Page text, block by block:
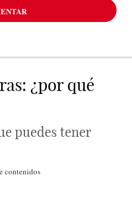
¿por qué
puedes tener
contenidos